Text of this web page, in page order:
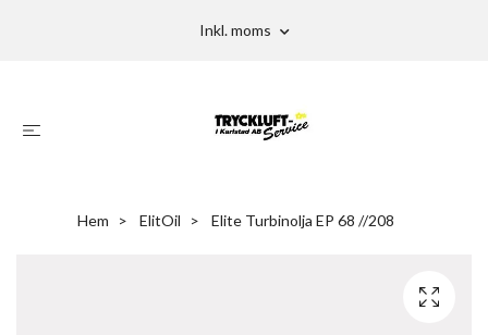
Inkl. moms
Hem ElitOil Elite Turbinolja EP 68 //208